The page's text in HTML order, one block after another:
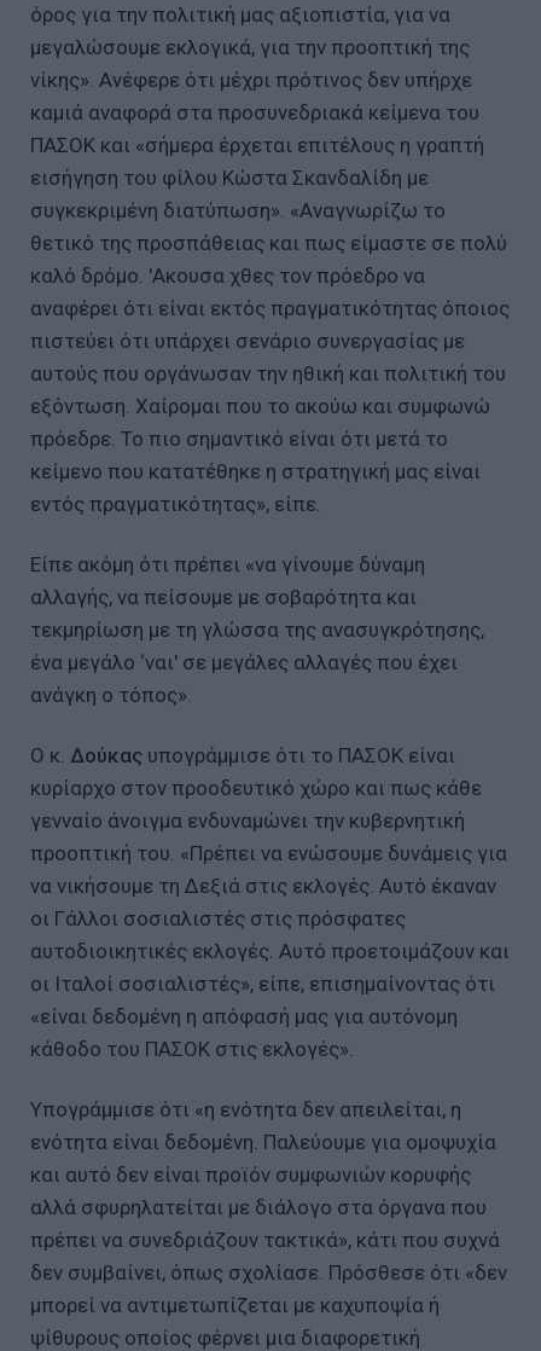
όρος για την πολιτική μας αξιοπιστία, για να
μεγαλώσουμε εκλογικά, για την προοπτική της
νίκης». Ανέφερε ότι μέχρι πρότινος δεν υπήρχε
καμιά αναφορά στα προσυνεδριακά κείμενα του
ΠΑΣΟΚ και «σήμερα έρχεται επιτέλους η γραπτή
εισήγηση του φίλου Κώστα Σκανδαλίδη με
συγκεκριμένη διατύπωση». «Αναγνωρίζω το
θετικό της προσπάθειας και πως είμαστε σε πολύ
καλό δρόμο. 'Ακουσα χθες τον πρόεδρο να
αναφέρει ότι είναι εκτός πραγματικότητας όποιος
πιστεύει ότι υπάρχει σενάριο συνεργασίας με
αυτούς που οργάνωσαν την ηθική και πολιτική του
εξόντωση. Χαίρομαι που το ακούω και συμφωνώ
πρόεδρε. Το πιο σημαντικό είναι ότι μετά το
κείμενο που κατατέθηκε η στρατηγική μας είναι
εντός πραγματικότητας», είπε.
Είπε ακόμη ότι πρέπει «να γίνουμε δύναμη
αλλαγής, να πείσουμε με σοβαρότητα και
τεκμηρίωση με τη γλώσσα της ανασυγκρότησης,
ένα μεγάλο ‘ναι' σε μεγάλες αλλαγές που έχει
ανάγκη ο τόπος».
Ο κ. Δούκας υπογράμμισε ότι το ΠΑΣΟΚ είναι
κυρίαρχο στον προοδευτικό χώρο και πως κάθε
γενναίο άνοιγμα ενδυναμώνει την κυβερνητική
προοπτική του. «Πρέπει να ενώσουμε δυνάμεις για
να νικήσουμε τη Δεξιά στις εκλογές. Αυτό έκαναν
οι Γάλλοι σοσιαλιστές στις πρόσφατες
αυτοδιοικητικές εκλογές. Αυτό προετοιμάζουν και
οι Ιταλοί σοσιαλιστές», είπε, επισημαίνοντας ότι
«είναι δεδομένη η απόφασή μας για αυτόνομη
κάθοδο του ΠΑΣΟΚ στις εκλογές».
Υπογράμμισε ότι «η ενότητα δεν απειλείται, η
ενότητα είναι δεδομένη. Παλεύουμε για ομοψυχία
και αυτό δεν είναι προϊόν συμφωνιών κορυφής
αλλά σφυρηλατείται με διάλογο στα όργανα που
πρέπει να συνεδριάζουν τακτικά», κάτι που συχνά
δεν συμβαίνει, όπως σχολίασε. Πρόσθεσε ότι «δεν
μπορεί να αντιμετωπίζεται με καχυποψία ή
ψίθυρους οποίος φέρνει μια διαφορετική